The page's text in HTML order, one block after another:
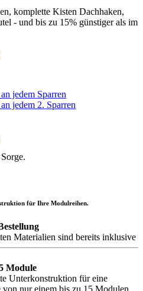
komplette Kisten Dachhaken,
- und bis zu 15% günstiger als im
jedem Sparren
jedem 2. Sparren
für Ihre Modulreihen.
Materialien sind bereits inklusive
Module
Unterkonstruktion für eine
von nur einem bis zu 15 Modulen